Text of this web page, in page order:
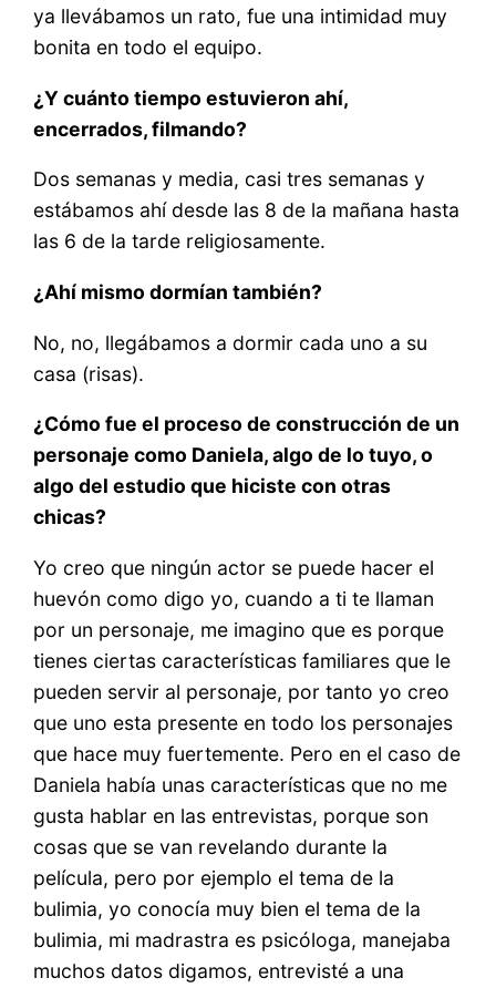
ya llevábamos un rato, fue una intimidad muy
bonita en todo el equipo.
¿Y cuánto tiempo estuvieron ahí,
encerrados, filmando?
Dos semanas y media, casi tres semanas y
estábamos ahí desde las 8 de la mañana hasta
las 6 de la tarde religiosamente.
¿Ahí mismo dormían también?
No, no, llegábamos a dormir cada uno a su
casa (risas).
¿Cómo fue el proceso de construcción de un
personaje como Daniela, algo de lo tuyo, o
algo del estudio que hiciste con otras
chicas?
Yo creo que ningún actor se puede hacer el
huevón como digo yo, cuando a ti te llaman
por un personaje, me imagino que es porque
tienes ciertas características familiares que le
pueden servir al personaje, por tanto yo creo
que uno esta presente en todo los personajes
que hace muy fuertemente. Pero en el caso de
Daniela había unas características que no me
gusta hablar en las entrevistas, porque son
cosas que se van revelando durante la
película, pero por ejemplo el tema de la
bulimia, yo conocía muy bien el tema de la
bulimia, mi madrastra es psicóloga, manejaba
muchos datos digamos, entrevisté a una